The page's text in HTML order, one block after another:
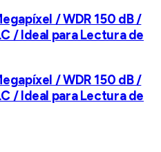
/ WDR 150 dB /
/ Ideal para Lectura de
/ WDR 150 dB /
/ Ideal para Lectura de